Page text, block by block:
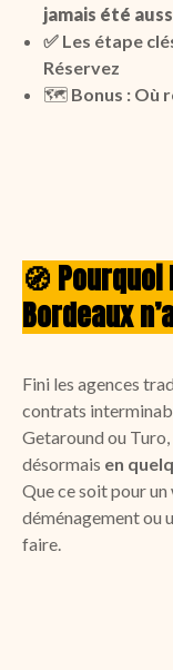
jamais été
✅ Les étape
Réservez
🗺️ Bonus : Où
🧭
Bordeaux
Fini les agences
contrats
Getaround ou Turo,
désormais en
Que ce soit pour
déménagement ou
faire.